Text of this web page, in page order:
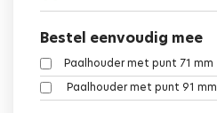
Bestel eenvoudig mee
Paalhouder met punt 71 mm
Paalhouder met punt 91 mm